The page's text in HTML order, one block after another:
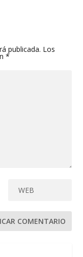
publicada. Los
*